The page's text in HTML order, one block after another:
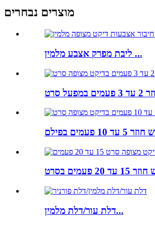
מוצרים נבחרים
ליבת מפרק אצבע מלמין ...
דלת עור/דלת מלמין...